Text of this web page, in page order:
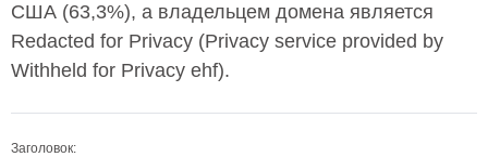
США (63,3%), а владельцем домена является
Redacted for Privacy (Privacy service provided by
Withheld for Privacy ehf).
Заголовок: